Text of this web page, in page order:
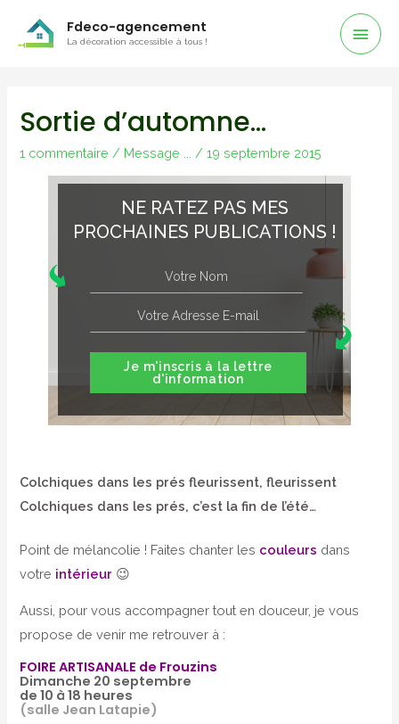
Fdeco-agencement
La décoration accessible à tous !
Sortie d’automne…
1 commentaire / Message ... /19 septembre 2015
NE RATEZ PAS MES
PROCHAINES PUBLICATIONS !
Je m'inscris à la lettre
d'information
Colchiques dans les prés fleurissent, fleurissent
Colchiques dans les prés, c’est la fin de l’été…
Point de mélancolie ! Faites chanter les couleurs dans
votre intérieur 😉
Aussi, pour vous accompagner tout en douceur, je vous
propose de venir me retrouver à :
FOIRE ARTISANALE de Frouzins
Dimanche 20 septembre
de 10 à 18 heures
(salle Jean Latapie)